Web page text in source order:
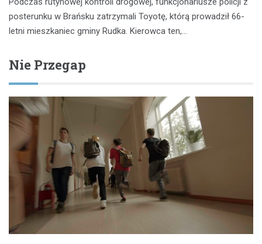
posterunku w Brańsku zatrzymali Toyotę, którą prowadził 66-
letni mieszkaniec gminy Rudka. Kierowca ten,…
Nie Przegap